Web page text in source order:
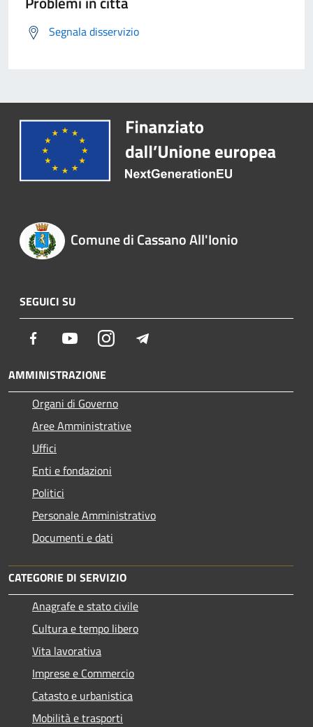
Segnala disservizio
Comune di Cassano All'Ionio
SEGUICI SU
Facebook YoutubeInstagram
AMMINISTRAZIONE
Organi di Governo
Aree Amministrative
Uffici
Enti e fondazioni
Politici
Personale Amministrativo
Documenti e dati
CATEGORIE DI SERVIZIO
Anagrafe e stato civile
Cultura e tempo libero
Vita lavorativa
Imprese e Commercio
Catasto e urbanistica
Mobilità e trasporti